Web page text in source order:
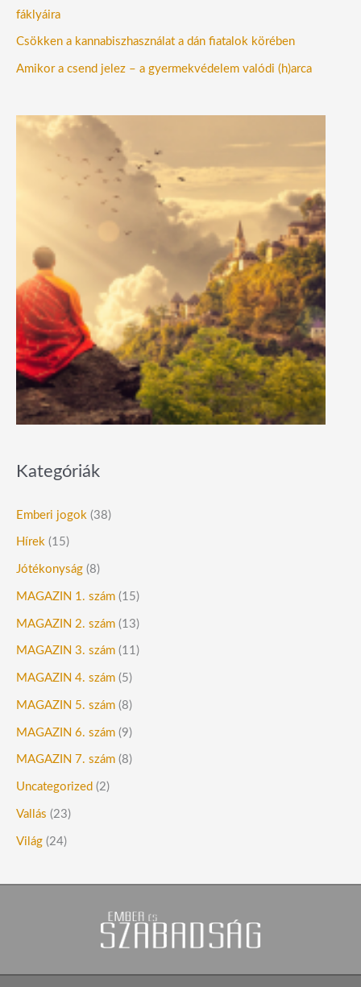
fáklyáira
Csökken a kannabiszhasználat a dán fiatalok körében
Amikor a csend jelez – a gyermekvédelem valódi (h)arca
Kategóriák
Emberi jogok (38)
Hírek (15)
Jótékonyság (8)
MAGAZIN 1. szám (15)
MAGAZIN 2. szám (13)
MAGAZIN 3. szám (11)
MAGAZIN 4. szám (5)
MAGAZIN 5. szám (8)
MAGAZIN 6. szám (9)
MAGAZIN 7. szám (8)
Uncategorized (2)
Vallás (23)
Világ (24)